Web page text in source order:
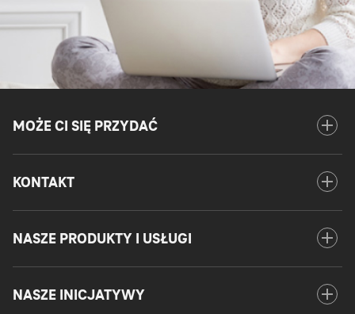
MOŻE CI SIĘ PRZYDAĆ add
Otwórz
CI
KONTAKT add
Otwórz
NASZE PRODUKTY I USŁUGI add
Otwórz
NASZE INICJATYWY add
Otwórz